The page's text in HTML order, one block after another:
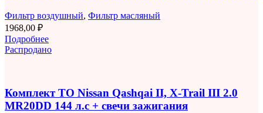
Фильтр воздушный, Фильтр масляный
1968,00 ₽
Подробнее
Распродано
Комплект ТО Nissan Qashqai II, X-Trail III 2.0
MR20DD 144 л.с + свечи зажигания